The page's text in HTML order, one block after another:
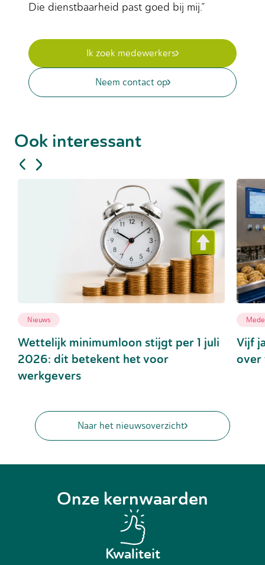
Die dienstbaarheid past goed bij mij.”
Ik zoek medewerkers
Neem contact op
Ook interessant
Nieuws
Wettelijk minimumloon stijgt per 1 juli
2026: dit betekent het voor
werkgevers
Vijf
over
Naar het nieuwsoverzicht
Onze kernwaarden
Kwaliteit